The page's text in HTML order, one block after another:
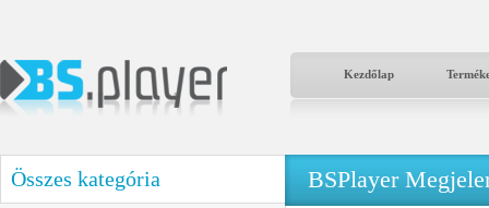
Kezdőlap
Összes kategória BSPlayer